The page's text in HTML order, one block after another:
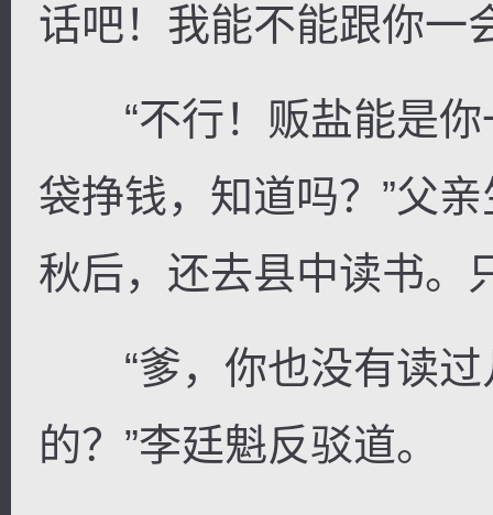
话吧！我能不能跟你一
“不行！贩盐能是你
袋挣钱，知道吗？”父
秋后，还去县中读书。
“爹，你也没有读过
的？”李廷魁反驳道。